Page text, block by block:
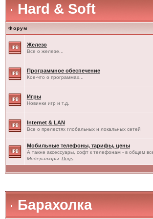
Hard & Soft
Форум
Железо
Все о железе...
Программное обеспечение
Кое-что о программах...
Игры
Новинки игр и т.д.
Internet & LAN
Все о прелестях глобальных и локальных сетей
Мобильные телефоны, тарифы, цены
А также аксессуары, софт к телефонам - в общем
Модераторы: Dogs
Барахолка